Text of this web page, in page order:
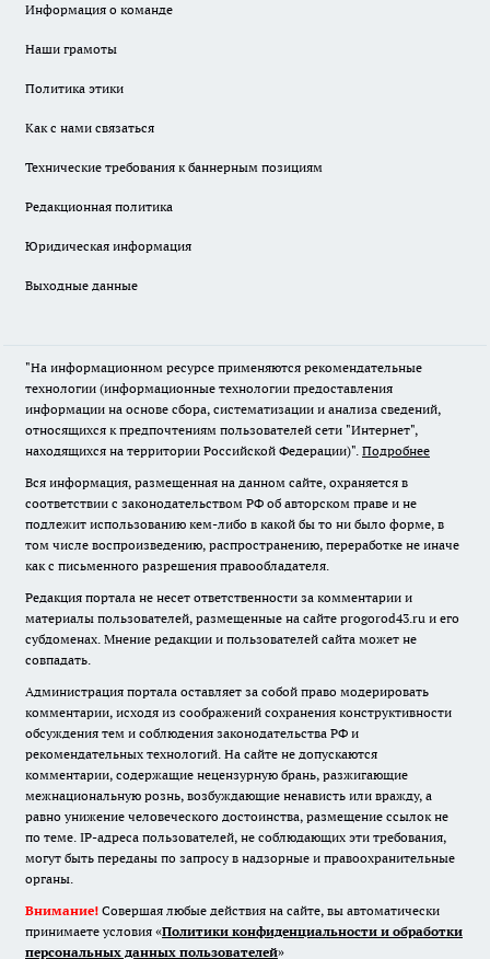
Информация о команде
Наши грамоты
Политика этики
Как с нами связаться
Технические требования к баннерным позициям
Редакционная политика
Юридическая информация
Выходные данные
"На информационном ресурсе применяются рекомендательные
технологии (информационные технологии предоставления
информации на основе сбора, систематизации и анализа сведений,
относящихся к предпочтениям пользователей сети "Интернет",
находящихся на территории Российской Федерации)". Подробнее
Вся информация, размещенная на данном сайте, охраняется в
соответствии с законодательством РФ об авторском праве и не
подлежит использованию кем-либо в какой бы то ни было форме, в
том числе воспроизведению, распространению, переработке не иначе
как с письменного разрешения правообладателя.
Редакция портала не несет ответственности за комментарии и
материалы пользователей, размещенные на сайте progorod43.ru и его
субдоменах. Мнение редакции и пользователей сайта может не
совпадать.
Администрация портала оставляет за собой право модерировать
комментарии, исходя из соображений сохранения конструктивности
обсуждения тем и соблюдения законодательства РФ и
рекомендательных технологий. На сайте не допускаются
комментарии, содержащие нецензурную брань, разжигающие
межнациональную рознь, возбуждающие ненависть или вражду, а
равно унижение человеческого достоинства, размещение ссылок не
по теме. IP-адреса пользователей, не соблюдающих эти требования,
могут быть переданы по запросу в надзорные и правоохранительные
органы.
Внимание! Совершая любые действия на сайте, вы автоматически
принимаете условия «Политики конфиденциальности и обработки
персональных данных пользователей»